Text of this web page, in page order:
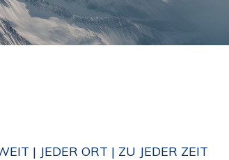
| JEDER ORT | ZU JEDER ZEIT